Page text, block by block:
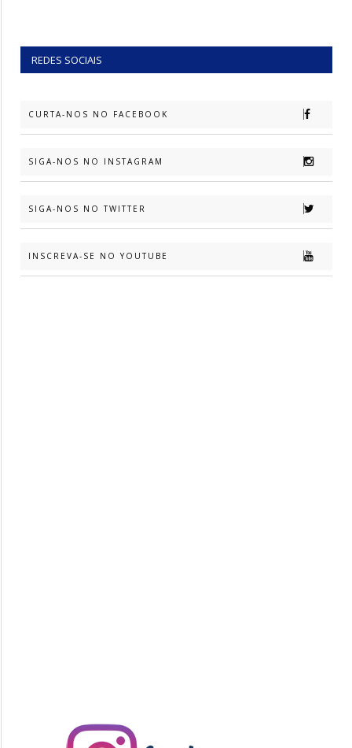
REDES SOCIAIS
CURTA-NOS NO FACEBOOK
SIGA-NOS NO INSTAGRAM
SIGA-NOS NO TWITTER
INSCREVA-SE NO YOUTUBE